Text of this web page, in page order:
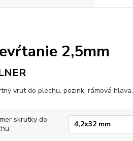
2,5mm
vrut do plechu, pozink, rámová hlava.
skrutky do